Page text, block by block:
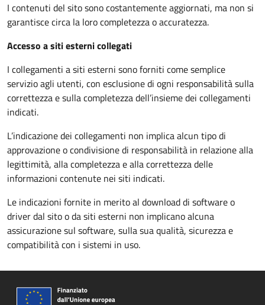
I contenuti del sito sono costantemente aggiornati, ma non si
garantisce circa la loro completezza o accuratezza.
Accesso a siti esterni collegati
I collegamenti a siti esterni sono forniti come semplice
servizio agli utenti, con esclusione di ogni responsabilità sulla
correttezza e sulla completezza dell’insieme dei collegamenti
indicati.
L’indicazione dei collegamenti non implica alcun tipo di
approvazione o condivisione di responsabilità in relazione alla
legittimità, alla completezza e alla correttezza delle
informazioni contenute nei siti indicati.
Le indicazioni fornite in merito al download di software o
driver dal sito o da siti esterni non implicano alcuna
assicurazione sul software, sulla sua qualità, sicurezza e
compatibilità con i sistemi in uso.